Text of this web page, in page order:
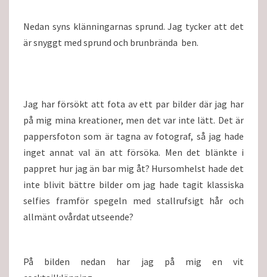
Nedan syns klänningarnas sprund. Jag tycker att det
är snyggt med sprund och brunbrända ben.
Jag har försökt att fota av ett par bilder där jag har
på mig mina kreationer, men det var inte lätt. Det är
pappersfoton som är tagna av fotograf, så jag hade
inget annat val än att försöka. Men det blänkte i
pappret hur jag än bar mig åt? Hursomhelst hade det
inte blivit bättre bilder om jag hade tagit klassiska
selfies framför spegeln med stallrufsigt hår och
allmänt ovårdat utseende?
På bilden nedan har jag på mig en vit